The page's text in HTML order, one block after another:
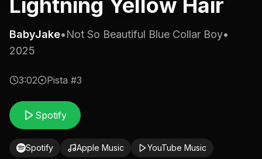
Lightning Yellow Hair
BabyJake•Not So Beautiful Blue Collar Boy•
2025
3:02 Pista #3
Spotify
Spotify Apple Music YouTube Music